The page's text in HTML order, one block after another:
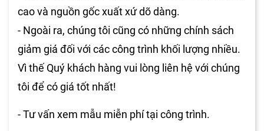
cao và nguồn gốc xuất xứ dõ dàng.
- Ngoài ra, chúng tôi cũng có những chính sách
giảm giá đối với các công trình khối lượng nhiều.
Vì thế Quý khách hàng vui lòng liên hệ với chúng
tôi để có giá tốt nhất!
- Tư vấn xem mẫu miễn phí tại công trình.